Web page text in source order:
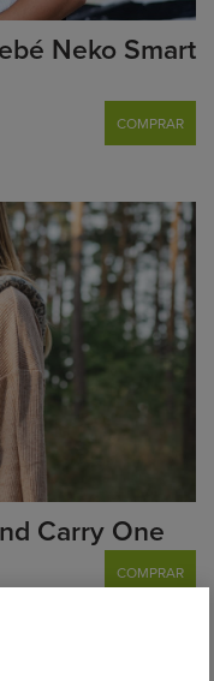
Neko Smart
COMPRAR
Carry One
COMPRAR